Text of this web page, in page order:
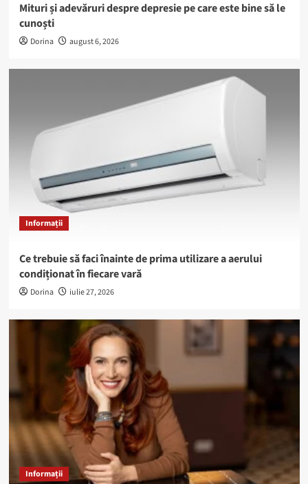
Mituri și adevăruri despre depresie pe care este bine să le
cunoști
Dorina august 6, 2026
Informații
Ce trebuie să faci înainte de prima utilizare a aerului
condiționat în fiecare vară
Dorina iulie 27, 2026
Informații